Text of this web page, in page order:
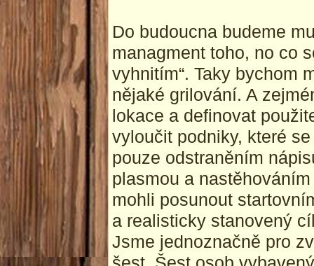
Do budoucna budeme
managment toho, no co
vyhnitím“. Taky bychom
nějaké grilování. A
lokace a definovat
vyloučit podniky, které
pouze odstraněním
plasmou a
mohli posunout
a realisticky stanovený
Jsme jednoznačně pro